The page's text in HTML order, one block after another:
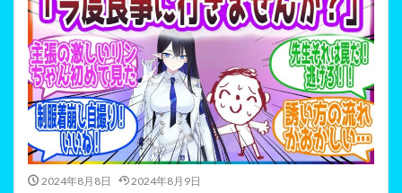
2024年8月8日 2024年8月9日